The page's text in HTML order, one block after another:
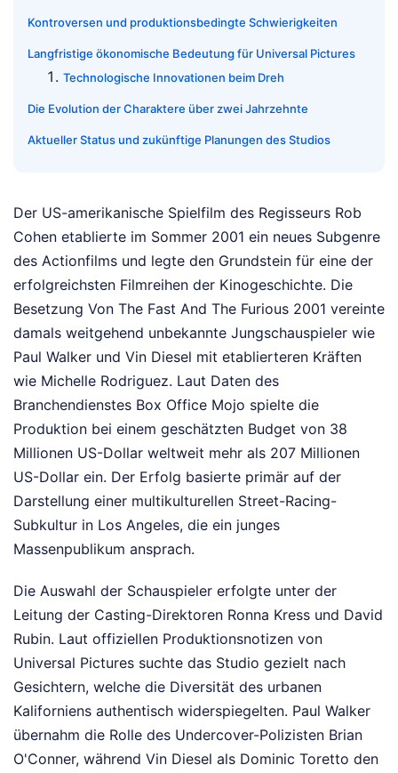
Kontroversen und produktionsbedingte Schwierigkeiten
Langfristige ökonomische Bedeutung für Universal Pictures
Technologische Innovationen beim Dreh
Die Evolution der Charaktere über zwei Jahrzehnte
Aktueller Status und zukünftige Planungen des Studios
Der US-amerikanische Spielfilm des Regisseurs Rob
Cohen etablierte im Sommer 2001 ein neues Subgenre
des Actionfilms und legte den Grundstein für eine der
erfolgreichsten Filmreihen der Kinogeschichte. Die
Besetzung Von The Fast And The Furious 2001 vereinte
damals weitgehend unbekannte Jungschauspieler wie
Paul Walker und Vin Diesel mit etablierteren Kräften
wie Michelle Rodriguez. Laut Daten des
Branchendienstes Box Office Mojo spielte die
Produktion bei einem geschätzten Budget von 38
Millionen US-Dollar weltweit mehr als 207 Millionen
US-Dollar ein. Der Erfolg basierte primär auf der
Darstellung einer multikulturellen Street-Racing-
Subkultur in Los Angeles, die ein junges
Massenpublikum ansprach.
Die Auswahl der Schauspieler erfolgte unter der
Leitung der Casting-Direktoren Ronna Kress und David
Rubin. Laut offiziellen Produktionsnotizen von
Universal Pictures suchte das Studio gezielt nach
Gesichtern, welche die Diversität des urbanen
Kaliforniens authentisch widerspiegelten. Paul Walker
übernahm die Rolle des Undercover-Polizisten Brian
O'Conner, während Vin Diesel als Dominic Toretto den